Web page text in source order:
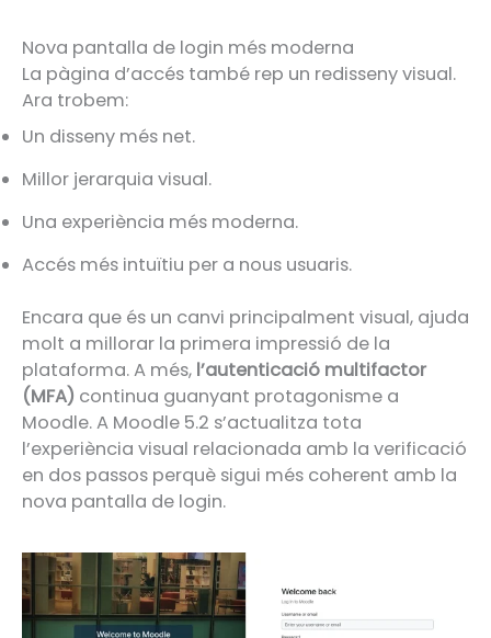
Nova pantalla de login més moderna
La pàgina d’accés també rep un redisseny visual.
Ara trobem:
Un disseny més net.
Millor jerarquia visual.
Una experiència més moderna.
Accés més intuïtiu per a nous usuaris.
Encara que és un canvi principalment visual, ajuda
molt a millorar la primera impressió de la
plataforma. A més, l’autenticació multifactor
(MFA) continua guanyant protagonisme a
Moodle. A Moodle 5.2 s’actualitza tota
l’experiència visual relacionada amb la verificació
en dos passos perquè sigui més coherent amb la
nova pantalla de login.